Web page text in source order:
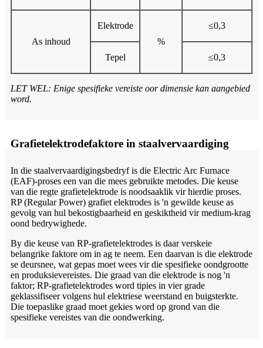
As inhoud
Elektrode
%
≤0,3
Tepel ≤0,3
LET WEL: Enige spesifieke vereiste oor dimensie kan aangebied
word.
Grafietelektrodefaktore in staalvervaardiging
In die staalvervaardigingsbedryf is die Electric Arc Furnace
(EAF)-proses een van die mees gebruikte metodes. Die keuse
van die regte grafietelektrode is noodsaaklik vir hierdie proses.
RP (Regular Power) grafiet elektrodes is 'n gewilde keuse as
gevolg van hul bekostigbaarheid en geskiktheid vir medium-krag
oond bedrywighede.
By die keuse van RP-grafietelektrodes is daar verskeie
belangrike faktore om in ag te neem. Een daarvan is die elektrode
se deursnee, wat gepas moet wees vir die spesifieke oondgrootte
en produksievereistes. Die graad van die elektrode is nog 'n
faktor; RP-grafietelektrodes word tipies in vier grade
geklassifiseer volgens hul elektriese weerstand en buigsterkte.
Die toepaslike graad moet gekies word op grond van die
spesifieke vereistes van die oondwerking.